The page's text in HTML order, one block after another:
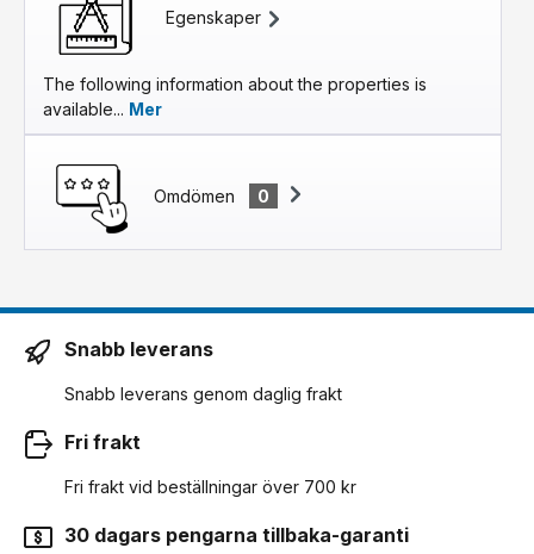
Egenskaper
The following information about the properties is
available... Mer
Omdömen 0
Snabb leverans
Snabb leverans genom daglig frakt
Fri frakt
Fri frakt vid beställningar över 700 kr
30 dagars pengarna tillbaka-garanti